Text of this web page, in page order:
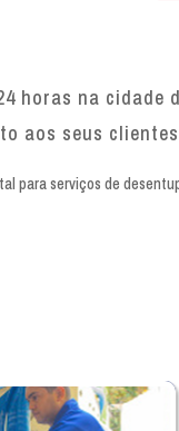
horas na cidade
aos seus